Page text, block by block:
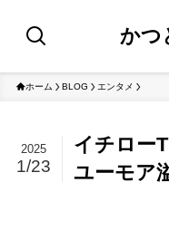
かつ
ホーム BLOG エンタメ
イチロー
ユーモア
2025
1/23